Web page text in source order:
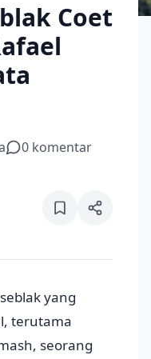
Coet
0 komentar
yang
terutama
seorang